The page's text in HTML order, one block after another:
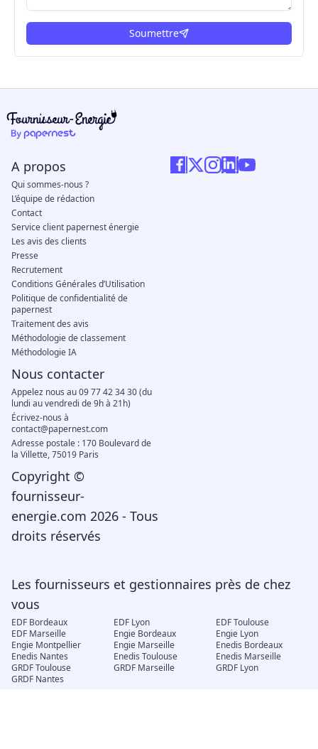
Soumettre
Les fournisseurs et gestionnaires près de chez
vous
EDF Bordeaux EDF Lyon
EDF Toulouse
EDF Marseille
Engie Bordeaux
Engie Lyon
Engie Montpellier
Engie Marseille
Enedis Bordeaux
Enedis Nantes
Enedis Toulouse
Enedis Marseille
GRDF Toulouse
GRDF Marseille
GRDF Lyon
GRDF Nantes
A propos
Qui sommes-nous ?
L’équipe de rédaction
Contact
Service client papernest énergie
Les avis des clients
Presse
Recrutement
Conditions Générales d’Utilisation
Politique de confidentialité de
papernest
Traitement des avis
Méthodologie de classement
Méthodologie IA
Nous contacter
Appelez nous au 09 77 42 34 30 (du
lundi au vendredi de 9h à 21h)
Écrivez-nous à
contact@papernest.com
Adresse postale : 170 Boulevard de
la Villette, 75019 Paris
Copyright ©
fournisseur-
energie.com 2026 - Tous
droits réservés